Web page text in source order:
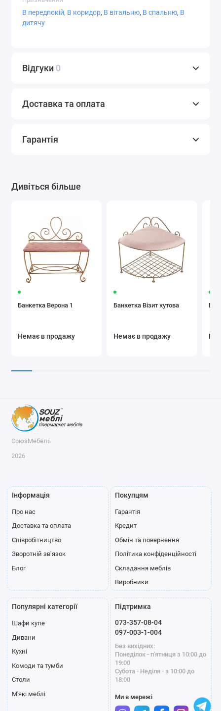
В передпокій, В коридор, В вітальню, В спальню, В
дитячу
Відгуки 0
Доставка та оплата
Гарантія
Дивіться більше
Банкетка Верона 1
Немає в продажу
Банкетка Візит кутова
Немає в продажу
СоюзМебель
2026
Інформація
Про нас
Доставка та оплата
Співробітництво
Зворотній зв’язок
Блог
Покупцям
Гарантія
Кредит
Обмін та повернення
Політика конфіденційності
Складання меблів
Виробники
Популярні категорії
Шафи купе
Дивани
Кухні
Комоди та тумби
Столи
М'які меблі
Підтримка
073-357-08-04
097-003-1-004
Без вихідних:
Понеділок - п'ятниця з 10:00 до
19:00
Субота - Неділя - з 10:00 до
18:00
Ми в мережі